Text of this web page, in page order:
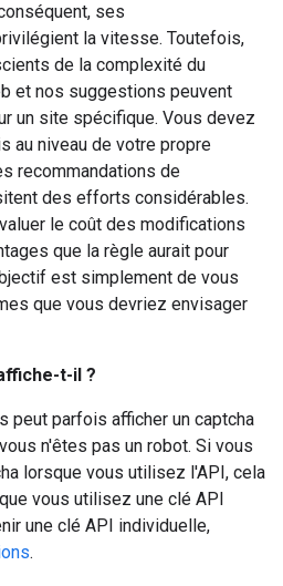
ses
la vitesse. Toutefois,
de la complexité du
et nos suggestions peuvent
un site spécifique. Vous devez
au niveau de votre propre
recommandations de
des efforts considérables.
le coût des modifications
que la règle aurait pour
est simplement de vous
que vous devriez envisager
t-il ?
peut parfois afficher un captcha
n'êtes pas un robot. Si vous
lorsque vous utilisez l'API, cela
vous utilisez une clé API
une clé API individuelle,
.